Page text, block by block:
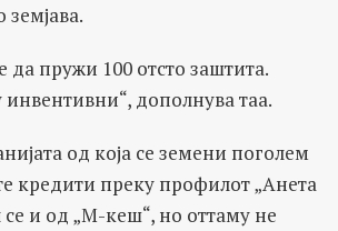
пружи 100 отсто заштита.
инвентивни“, дополнува таа.
од која се земени поголем
кредити преку профилот „Анета
се и од „М-кеш“, но оттаму не